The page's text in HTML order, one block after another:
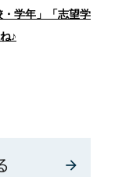
学年」「志望学
♪